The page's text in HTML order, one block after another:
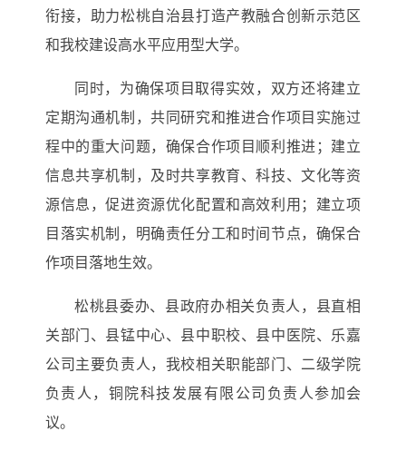
衔接，助力松桃自治县打造产教融合创新示范区
和我校建设高水平应用型大学。
同时，为确保项目取得实效，双方还将建立
定期沟通机制，共同研究和推进合作项目实施过
程中的重大问题，确保合作项目顺利推进；建立
信息共享机制，及时共享教育、科技、文化等资
源信息，促进资源优化配置和高效利用；建立项
目落实机制，明确责任分工和时间节点，确保合
作项目落地生效。
松桃县委办、县政府办相关负责人，县直相
关部门、县锰中心、县中职校、县中医院、乐嘉
公司主要负责人，我校相关职能部门、二级学院
负责人，铜院科技发展有限公司负责人参加会
议。